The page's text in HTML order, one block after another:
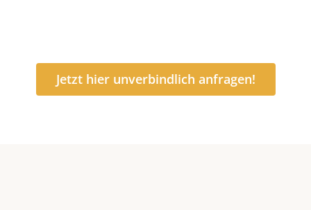
Jetzt hier unverbindlich anfragen!